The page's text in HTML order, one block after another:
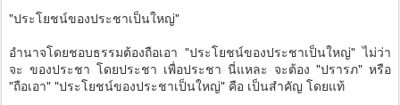
"ประโยชน์ของประชาเป็นใหญ่"
อำนาจโดยชอบธรรมต้องถือเอา "ประโยชน์ของประชาเป็นใหญ่" ไม่ว่า
จะ ของประชา โดยประชา เพื่อประชา นี่แหละ จะต้อง "ปรารภ" หรือ
"ถือเอา" "ประโยชน์ของประชาเป็นใหญ่" คือ เป็นสำคัญ โดยแท้